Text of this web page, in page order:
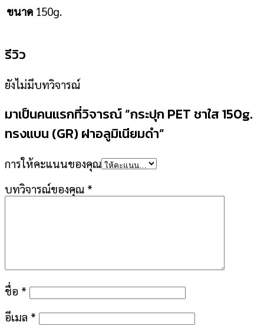
ขนาด 150g.
รีวิว
ยังไม่มีบทวิจารณ์
มาเป็นคนแรกที่วิจารณ์ “กระปุก PET ชาใส 150g.
ทรงแบน (GR) ฝาอลูมิเนียมดำ”
การให้คะแนนของคุณ
บทวิจารณ์ของคุณ *
ชื่อ *
อีเมล *